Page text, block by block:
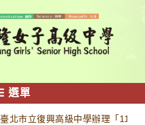
選單
臺北市立復興高級中學辦理「112